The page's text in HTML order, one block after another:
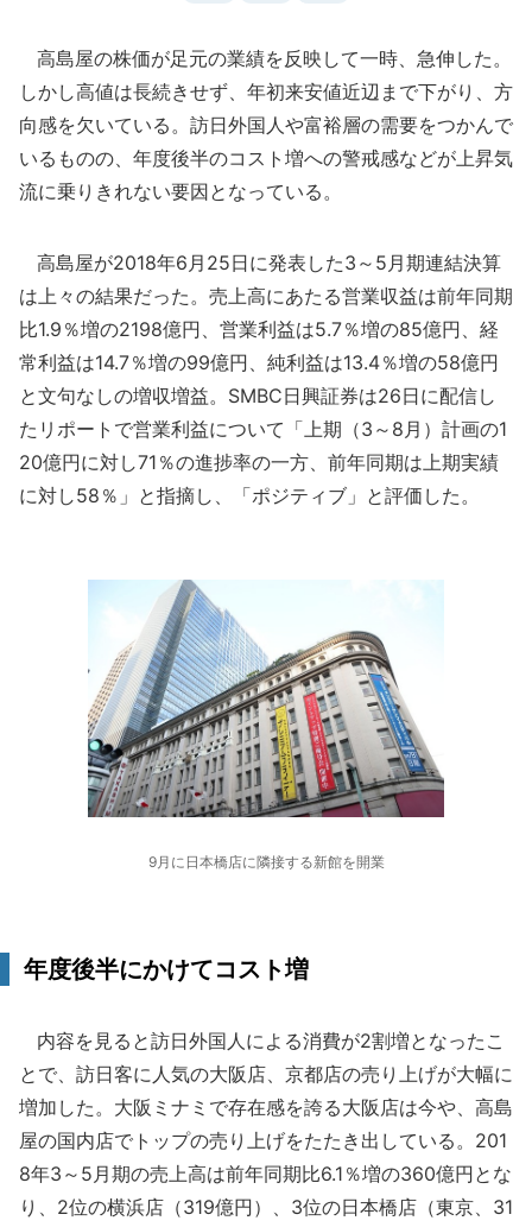
高島屋の株価が足元の業績を反映して一時、急伸した。
しかし高値は長続きせず、年初来安値近辺まで下がり、方
向感を欠いている。訪日外国人や富裕層の需要をつかんで
いるものの、年度後半のコスト増への警戒感などが上昇気
流に乗りきれない要因となっている。
高島屋が2018年6月25日に発表した3～5月期連結決算
は上々の結果だった。売上高にあたる営業収益は前年同期
比1.9％増の2198億円、営業利益は5.7％増の85億円、経
常利益は14.7％増の99億円、純利益は13.4％増の58億円
と文句なしの増収増益。SMBC日興証券は26日に配信し
たリポートで営業利益について「上期（3～8月）計画の1
20億円に対し71％の進捗率の一方、前年同期は上期実績
に対し58％」と指摘し、「ポジティブ」と評価した。
9月に日本橋店に隣接する新館を開業
年度後半にかけてコスト増
内容を見ると訪日外国人による消費が2割増となったこ
とで、訪日客に人気の大阪店、京都店の売り上げが大幅に
増加した。大阪ミナミで存在感を誇る大阪店は今や、高島
屋の国内店でトップの売り上げをたたき出している。201
8年3～5月期の売上高は前年同期比6.1％増の360億円とな
り、2位の横浜店（319億円）、3位の日本橋店（東京、31